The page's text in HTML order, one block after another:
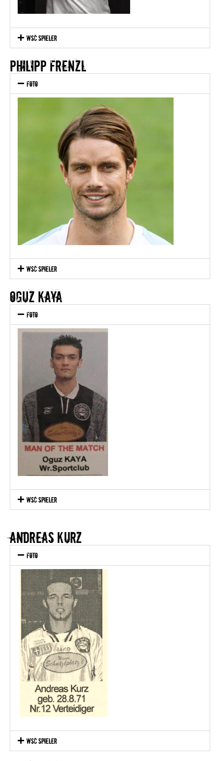
WSC Spieler
philipp frenzl
Foto
WSC Spieler
oguz kaya
Foto
WSC Spieler
Andreas Kurz
Foto
WSC Spieler